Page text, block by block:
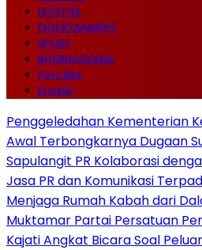
LIFESTYLE
ENTERTAINMENT
SPORT
INTERNASIONAL
Pers Rilis
English
Penggeledahan Kementerian
Awal Terbongkarnya Dugaan
Sapulangit PR Kolaborasi
Jasa PR dan Komunikasi
Menjaga Rumah Kabah dari
Muktamar Partai Persatuan
Kajati Angkat Bicara Soal